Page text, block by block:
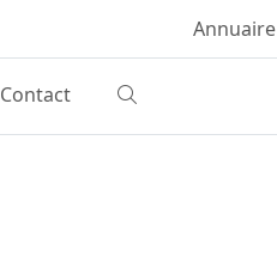
Annuaire
Contact